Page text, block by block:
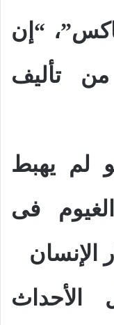
“إن
تأليف
لم يهبط
فى
الإنسان
الأحداث